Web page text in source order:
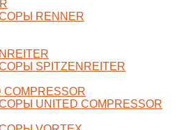
RENNER
SPITZENREITER
UNITED COMPRESSOR